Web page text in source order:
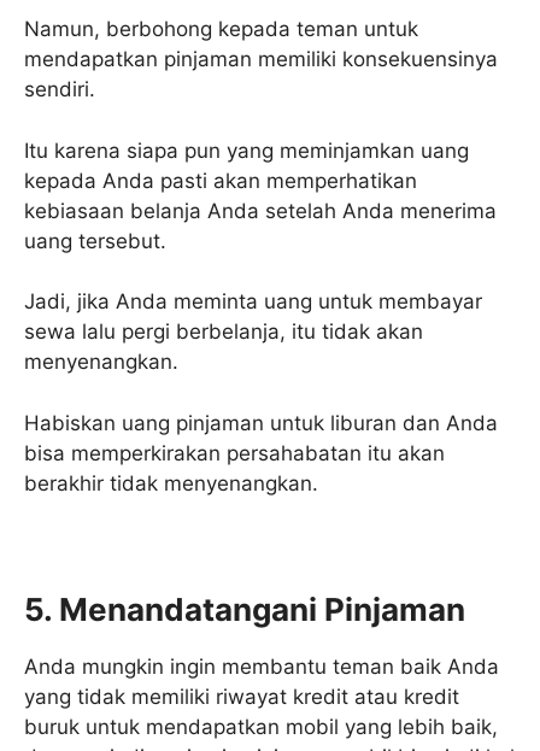
Namun, berbohong kepada teman untuk
mendapatkan pinjaman memiliki konsekuensinya
sendiri.
Itu karena siapa pun yang meminjamkan uang
kepada Anda pasti akan memperhatikan
kebiasaan belanja Anda setelah Anda menerima
uang tersebut.
Jadi, jika Anda meminta uang untuk membayar
sewa lalu pergi berbelanja, itu tidak akan
menyenangkan.
Habiskan uang pinjaman untuk liburan dan Anda
bisa memperkirakan persahabatan itu akan
berakhir tidak menyenangkan.
5. Menandatangani Pinjaman
Anda mungkin ingin membantu teman baik Anda
yang tidak memiliki riwayat kredit atau kredit
buruk untuk mendapatkan mobil yang lebih baik,